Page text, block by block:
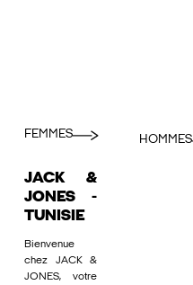
FEMMES HOMMES
JACK &
JONES -
TUNISIE
Bienvenue
chez JACK &
JONES, votre